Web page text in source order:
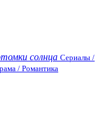
солнца Сериалы /
/ Романтика